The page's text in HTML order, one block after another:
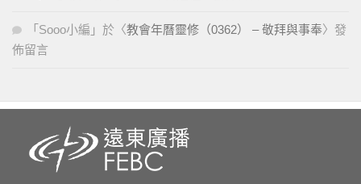
「 Sooo小編 」於〈教會年曆靈修（0362） – 敬拜與事奉〉發
佈留言